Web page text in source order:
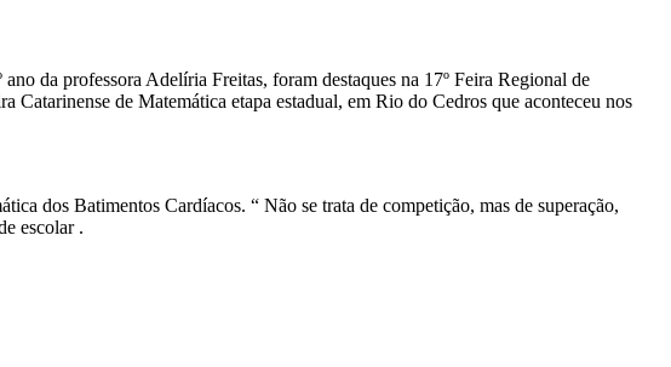
da professora Adelíria Freitas, foram destaques na 17º Feira Regional de
de Matemática etapa estadual, em Rio do Cedros que aconteceu nos
dos Batimentos Cardíacos. “ Não se trata de competição, mas de superação,
escolar .